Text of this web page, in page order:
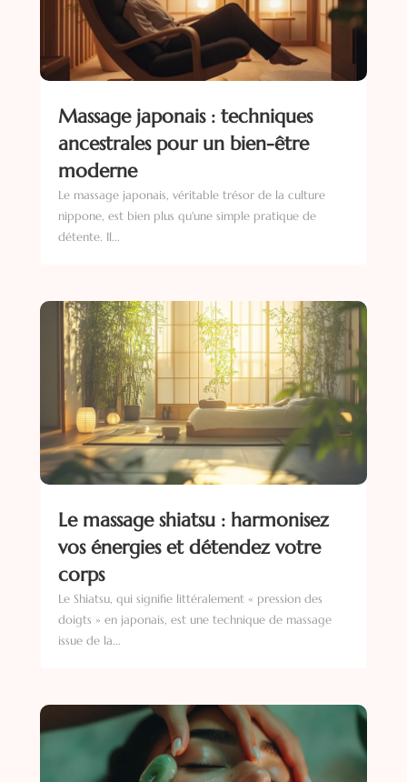
Massage japonais : techniques
ancestrales pour un bien-être
moderne
Le massage japonais, véritable trésor de la culture
nippone, est bien plus qu'une simple pratique de
détente. Il...
Le massage shiatsu : harmonisez
vos énergies et détendez votre
corps
Le Shiatsu, qui signifie littéralement « pression des
doigts » en japonais, est une technique de massage
issue de la...